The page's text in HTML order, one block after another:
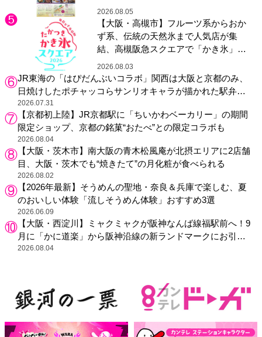
2026.08.05
【大阪・高槻市】フルーツ系からおか
ず系、伝統の天然氷まで人気店が集
結、高槻阪急スクエアで「かき氷」祭
り
2026.08.03
JR東海の「はぴだんぶいコラボ」関西は大阪と京都のみ、
日焼けしたポチャッコらサンリオキャラが描かれた駅弁や
グッズが登場
2026.07.31
【京都初上陸】JR京都駅に「ちいかわベーカリー」の期間
限定ショップ、京都の銘菓“おたべ”との限定コラボも
2026.08.04
【大阪・茨木市】南大阪の青木松風庵が北摂エリアに2店舗
目、大阪・茨木でも“焼きたて”の月化粧が食べられる
2026.08.02
【2026年最新】そうめんの聖地・奈良＆兵庫で楽しむ、夏
のおいしい体験「流しそうめん体験」おすすめ3選
2026.06.09
【大阪・西淀川】ミャクミャクが阪神なんば線福駅前へ！9
月に「かに道楽」から阪神沿線の新ランドマークにお引っ
越し
2026.08.04